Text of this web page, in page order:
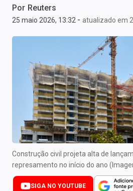
Últimas Notícias
Cotações
Comprar ou vender?
Carteiras Recomendadas
Central de Dividendos
Central de Fundos Imobiliários
Central dos IPOs
Por Reuters
25 maio 2026, 13:32 - atualizado em
Construção civil projeta alta de
represamento no início do ano
SIGA NO YOUTUBE